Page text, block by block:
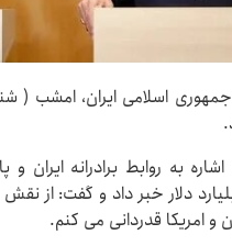
به روابط برادرانه
اقتصادی به ۱۰ میلیارد دلار خبر
امریکا قدردانی می کنم.